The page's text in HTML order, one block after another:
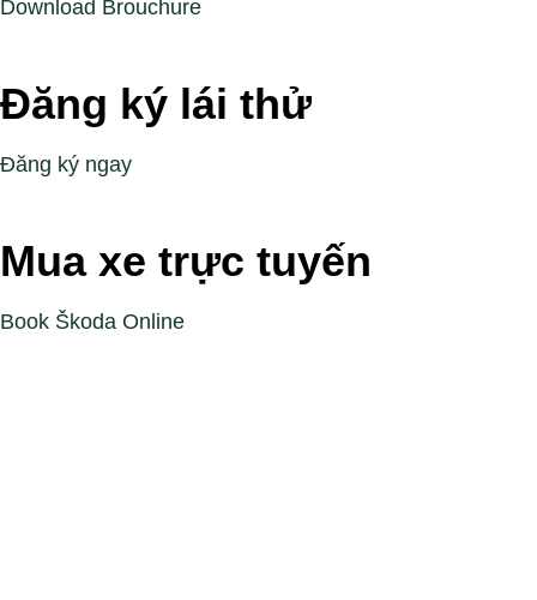
Download Brouchure
Đăng ký lái thử
Đăng ký ngay
Mua xe trực tuyến
Book Škoda Online